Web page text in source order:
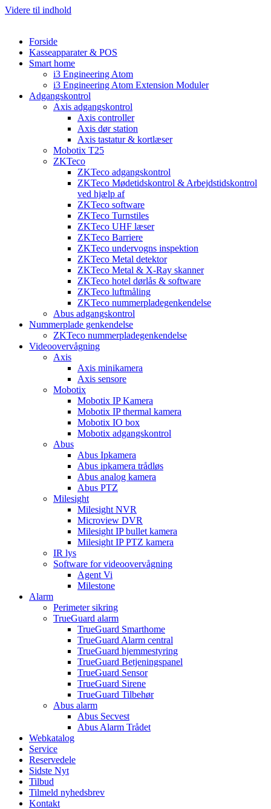
Videre til indhold
Forside
Kasseapparater & POS
Smart home
i3 Engineering Atom
i3 Engineering Atom Extension Moduler
Adgangskontrol
Axis adgangskontrol
Axis controller
Axis dør station
Axis tastatur & kortlæser
Mobotix T25
ZKTeco
ZKTeco adgangskontrol
ZKTeco Mødetidskontrol & Arbejdstidskontrol
ved hjælp af
ZKTeco software
ZKTeco Turnstiles
ZKTeco UHF læser
ZKTeco Barriere
ZKTeco undervogns inspektion
ZKTeco Metal detektor
ZKTeco Metal & X-Ray skanner
ZKTeco hotel dørlås & software
ZKTeco luftmåling
ZKTeco nummerpladegenkendelse
Abus adgangskontrol
Nummerplade genkendelse
ZKTeco nummerpladegenkendelse
Videoovervågning
Axis
Axis minikamera
Axis sensore
Mobotix
Mobotix IP Kamera
Mobotix IP thermal kamera
Mobotix IO box
Mobotix adgangskontrol
Abus
Abus Ipkamera
Abus ipkamera trådløs
Abus analog kamera
Abus PTZ
Milesight
Milesight NVR
Microview DVR
Milesight IP bullet kamera
Milesight IP PTZ kamera
IR lys
Software for videoovervågning
Agent Vi
Milestone
Alarm
Perimeter sikring
TrueGuard alarm
TrueGuard Smarthome
TrueGuard Alarm central
TrueGuard hjemmestyring
TrueGuard Betjeningspanel
TrueGuard Sensor
TrueGuard Sirene
TrueGuard Tilbehør
Abus alarm
Abus Secvest
Abus Alarm Trådet
Webkatalog
Service
Reservedele
Sidste Nyt
Tilbud
Tilmeld nyhedsbrev
Kontakt